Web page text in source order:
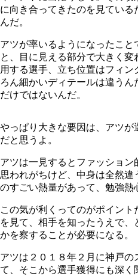
に向き合ってきたのを見てい
んだ。
アツが率いるようになったこと
と、目に見える部分で大きく
用する選手、立ち位置はフィ
ろん細かいディテールは違う
だけではないんだ。
やっぱり大きな要因は、アツが
だと思うよ。
アツは一見するとファッショ
思われがちけど、中身は全然
のすごい熱量があって、勉強熱
この気が利くってのがポイント
を見て、相手を知ったうえで
かを察することが必要になる。
アツは２０１８年２月に神戸
て、そこから選手獲得にも深